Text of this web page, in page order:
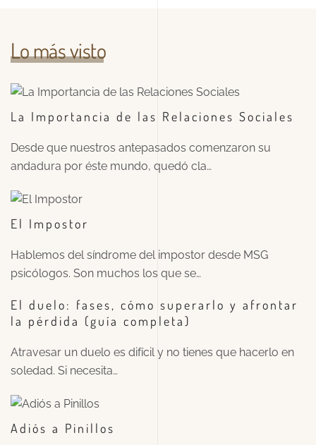
Lo más visto
La Importancia de las Relaciones Sociales
Desde que nuestros antepasados comenzaron su
andadura por éste mundo, quedó cla…
El Impostor
Hablemos del síndrome del impostor desde MSG
psicólogos. Son muchos los que se…
El duelo: fases, cómo superarlo y afrontar
la pérdida (guía completa)
Atravesar un duelo es difícil y no tienes que hacerlo en
soledad. Si necesita…
Adiós a Pinillos